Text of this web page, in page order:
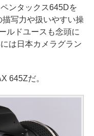
ンタックス645Dを
写力や扱いやすい操
ルドユースも念頭に
は日本カメラグラン
645Zだ。